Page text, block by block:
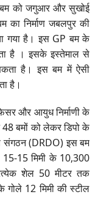
को जगुआर और सुखोई
का निर्माण जबलपुर की
गया है। इस GP बम के
है । इसके इस्तेमाल से
है। इस बम में ऐसी
है।
और आयुध निर्माणी के
48 बमों को लेकर डिपो के
संगठन (DRDO) इस बम
15-15 मिमी के 10,300
शेल 50 मीटर तक
12 मिमी की स्टील